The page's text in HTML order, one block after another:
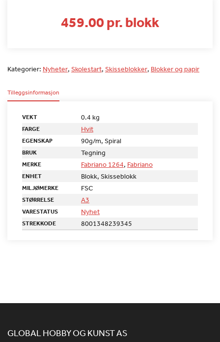
459.00 pr. blokk
Kategorier: Nyheter, Skolestart, Skisseblokker, Blokker og papir
Tilleggsinformasjon
VEKT 0.4 kg
FARGE Hvit
EGENSKAP 90g/m, Spiral
BRUK Tegning
MERKE Fabriano 1264, Fabriano
ENHET Blokk, Skisseblokk
MILJØMERKE FSC
STØRRELSE A3
VARESTATUS Nyhet
STREKKODE 8001348239345
GLOBAL HOBBY OG KUNST AS